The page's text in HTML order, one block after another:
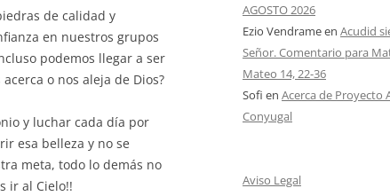
de calidad y
en nuestros grupos
podemos llegar a ser
o nos aleja de Dios?
y luchar cada día por
esa belleza y no se
meta, todo lo demás no
ir al Cielo!!
AGOSTO 2026
Ezio Vendrameen Acudid
Señor. Comentario para
Mateo 14, 22-36
Sofi en Acerca de Proyecto
Conyugal
Aviso Legal